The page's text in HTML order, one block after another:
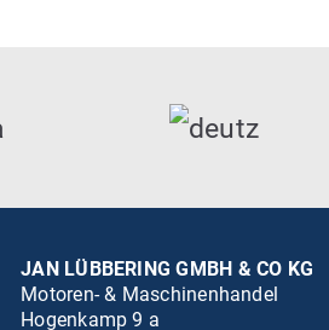
JAN LÜBBERING GMBH & CO KG
Motoren- & Maschinenhandel
Hogenkamp 9 a